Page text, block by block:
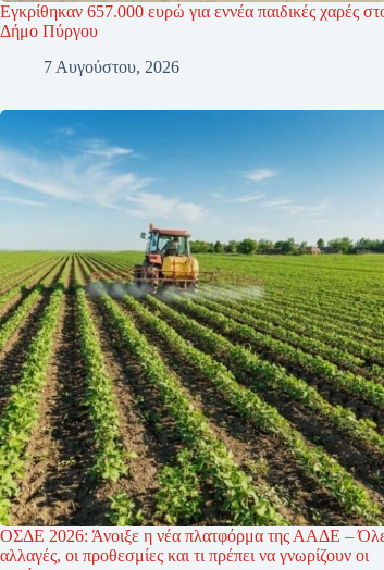
Εγκρίθηκαν 657.000 ευρώ για εννέα παιδικές χαρές
Δήμο Πύργου
7 Αυγούστου, 2026
ΟΣΔΕ 2026: Άνοιξε η νέα πλατφόρμα της ΑΑΔΕ –
αλλαγές, οι προθεσμίες και τι πρέπει να γνωρίζουν οι